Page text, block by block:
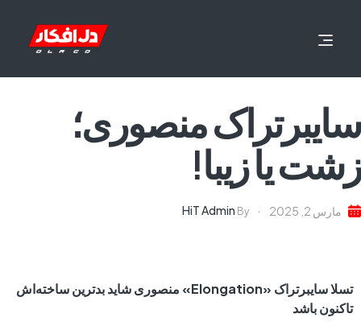
سایبرتراک منصوری؛
زشت‌ یا زیبا!
مارس 2, 2025 By
HiT Admin
تسلا سایبرتراک «Elongation» منصوری شاید بدترین ساخته‌اش
تاکنون باشد